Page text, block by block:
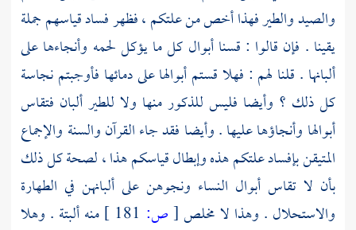
والصيد والطير فهذا أخص من علتكم ، فظهر فساد قياسهم جملة
يقينا . فإن قالوا : قسنا أبوال كل ما يؤكل لحمه وأنجاءها على
ألبانها . قلنا لهم : فهلا قستم أبوالها على دمائها فأوجبتم نجاسة
كل ذلك ؟ وأيضا فليس للذكور منها ولا للطير ألبان فتقاس
أبوالها وأنجاؤها عليها . وأيضا فقد جاء القرآن والسنة والإجماع
المتيقن بإفساد علتكم هذه وإبطال قياسكم هذا ، لصحة كل ذلك
بأن لا تقاس أبوال النساء ونجوهن على ألبانهن في الطهارة
والاستحلال . وهذا لا مخلص[ص:
منه ألبتة . وهلا